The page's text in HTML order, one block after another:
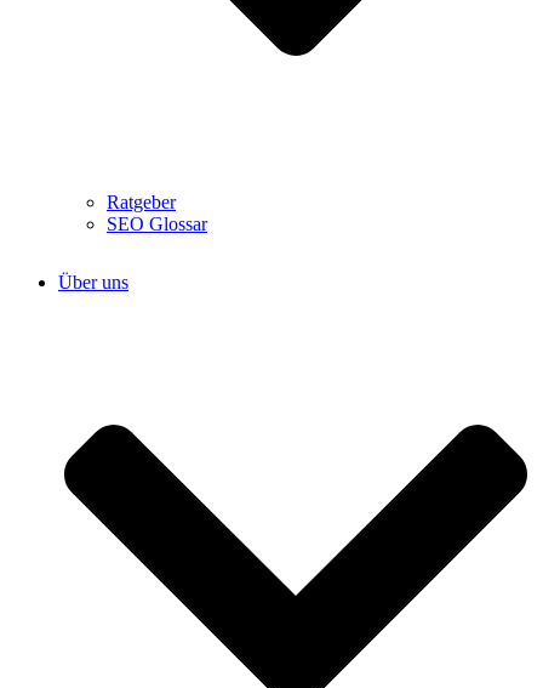
Ratgeber
SEO Glossar
Über uns